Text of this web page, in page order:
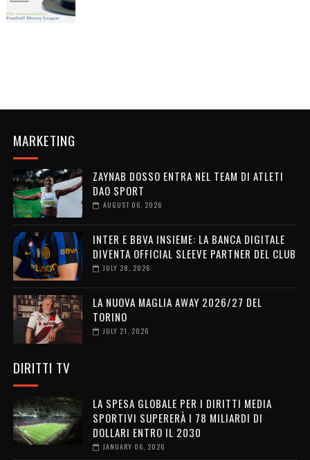
MARKETING
ZAYNAB DOSSO ENTRA NEL TEAM DI ATLETI
DAO SPORT
AUGUST 06, 2026
INTER E BBVA INSIEME: LA BANCA DIGITALE
DIVENTA OFFICIAL SLEEVE PARTNER DEL CLUB
JULY 28, 2026
LA NUOVA MAGLIA AWAY 2026/27 DEL
TORINO
JULY 21, 2026
DIRITTI TV
LA SPESA GLOBALE PER I DIRITTI MEDIA
SPORTIVI SUPERERÀ I 78 MILIARDI DI
DOLLARI ENTRO IL 2030
JANUARY 06, 2026